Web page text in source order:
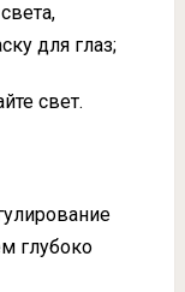
для глаз;
свет.
глубоко